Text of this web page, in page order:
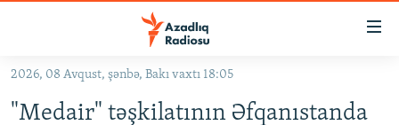
Əsas
qayıt
2026, 08 Avqust, şənbə, Bakı vaxtı 18:05
"Medair" təşkilatının Əfqanıstanda